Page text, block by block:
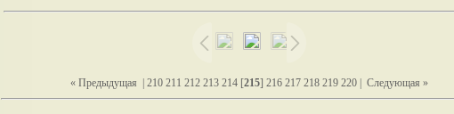
« Предыдущая 210 211 212 213 214 [215] 216 217 218 219 220 Следующая »